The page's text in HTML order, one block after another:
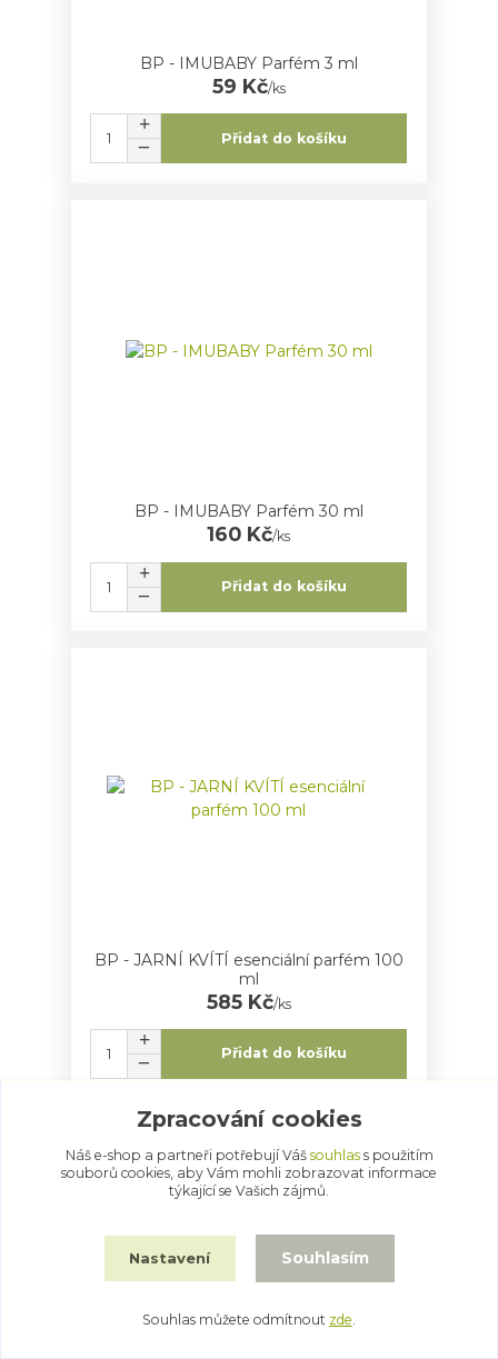
BP - IMUBABY Parfém 3 ml
59 Kč/ks
Přidat do košíku
BP - IMUBABY Parfém 30 ml
160 Kč/ks
Přidat do košíku
BP - JARNÍ KVÍTÍ esenciální parfém 100
ml
585 Kč/ks
Přidat do košíku
Zpracování cookies
Náš e-shop a partneři potřebují Váš souhlass použitím
souborů cookies, aby Vám mohli zobrazovat informace
týkající se Vašich zájmů.
Nastavení Souhlasím
Souhlas můžete odmítnout zde